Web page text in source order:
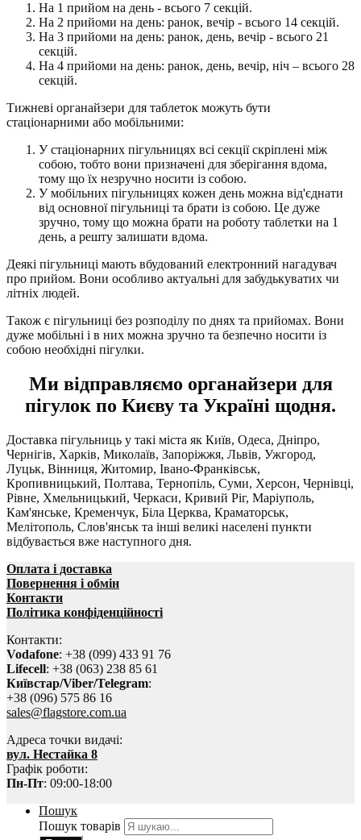
На 1 прийом на день - всього 7 секцій.
На 2 прийоми на день: ранок, вечір - всього 14 секцій.
На 3 прийоми на день: ранок, день, вечір - всього 21
секцій.
На 4 прийоми на день: ранок, день, вечір, ніч – всього 28
секцій.
Тижневі органайзери для таблеток можуть бути
стаціонарними або мобільними:
У стаціонарних пігульницях всі секції скріплені між
собою, тобто вони призначені для зберігання вдома,
тому що їх незручно носити із собою.
У мобільних пігульницях кожен день можна від'єднати
від основної пігульниці та брати із собою. Це дуже
зручно, тому що можна брати на роботу таблетки на 1
день, а решту залишати вдома.
Деякі пігульниці мають вбудований електронний нагадувач
про прийом. Вони особливо актуальні для забудькуватих чи
літніх людей.
Також є пігульниці без розподілу по днях та прийомах. Вони
дуже мобільні і в них можна зручно та безпечно носити із
собою необхідні пігулки.
Ми відправляємо органайзери для
пігулок по Києву та Україні щодня.
Доставка пігульниць у такі міста як Київ, Одеса, Дніпро,
Чернігів, Харків, Миколаїв, Запоріжжя, Львів, Ужгород,
Луцьк, Вінниця, Житомир, Івано-Франківськ,
Кропивницький, Полтава, Тернопіль, Суми, Херсон, Чернівці,
Рівне, Хмельницький, Черкаси, Кривий Ріг, Маріуполь,
Кам'янське, Кременчук, Біла Церква, Краматорськ,
Мелітополь, Слов'янськ та інші великі населені пункти
відбувається вже наступного дня.
Оплата і доставка
Повернення і обмін
Контакти
Політика конфіденційності
Контакти:
Vodafone: +38 (099) 433 91 76
Lifecell: +38 (063) 238 85 61
Київстар/Viber/Telegram:
+38 (096) 575 86 16
sales@flagstore.com.ua
Адреса точки видачі:
вул. Нестайка 8
Графік роботи:
Пн-Пт: 09:00-18:00
Пошук
Пошук товарів